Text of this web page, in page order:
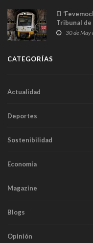
El
Tribunal
sobrecoste
30 de May
CATEGORÍAS
Actualidad
Deportes
Sostenibilidad
Economía
Magazine
Blogs
Opinión